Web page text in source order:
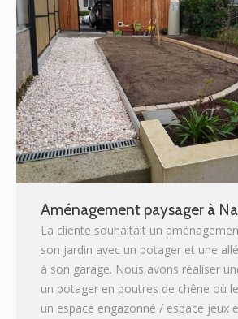
Aménagement paysager à
La cliente souhaitait un
son jardin avec un potager et une
à son garage. Nous avons réaliser
un potager en poutres de chêne où
un espace engazonné / espace jeux